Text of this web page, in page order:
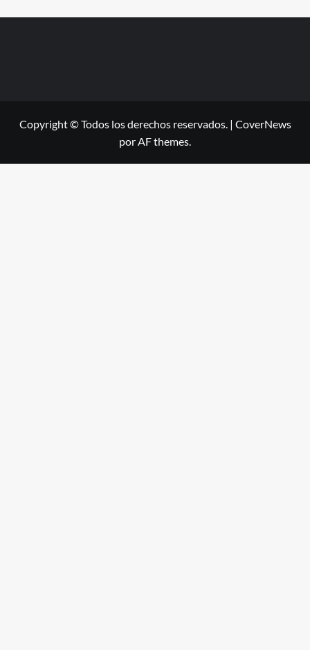
Copyright © Todos los derechos reservados. | CoverNews
por AF themes.